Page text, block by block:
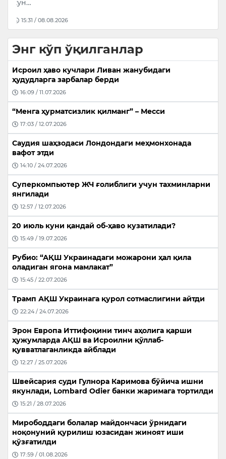
айбд…
16:25 / 06.08.2026
Энг кўп ўқилганлар
Исроил ҳаво кучлари Ливан жанубидаги
ҳудудларга зарбалар берди
16:09 / 11.07.2026
“Менга ҳурматсизлик қилманг” – Месси
17:03 / 12.07.2026
Саудия шаҳзодаси Лондондаги меҳмонхонада
вафот этди
14:10 / 24.07.2026
Суперкомпьютер ЖЧ ғолиблиги учун тахминларни
янгилади
12:57 / 12.07.2026
20 июль куни қандай об-ҳаво кузатилади?
15:49 / 19.07.2026
Рубио: “АҚШ Украинадаги можарони ҳал қила
оладиган ягона мамлакат”
15:45 / 22.07.2026
Трамп АҚШ Украинага қурол сотмаслигини айтди
22:24 / 24.07.2026
Эрон Европа Иттифоқини тинч аҳолига қарши
ҳужумларда АҚШ ва Исроилни қўллаб-
қувватлаганликда айблади
12:27 / 25.07.2026
Швейсария суди Гулнора Каримова бўйича ишни
якунлади, Lombard Odier банки жаримага тортилди
15:21 / 28.07.2026
Мирободдаги болалар майдончаси ўрнидаги
ноқонуний қурилиш юзасидан жиноят иши
қўзғатилди
17:59 / 01.08.2026